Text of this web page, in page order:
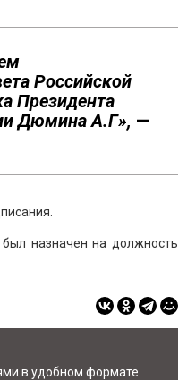
Российской
Президента
Дюмина А.Г», —
назначен на должность
в удобном формате